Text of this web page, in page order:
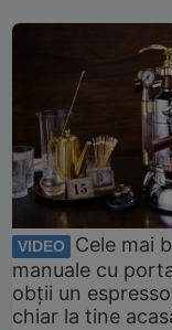
VIDEO
Cele mai
manuale cu
obții un
chiar la tine